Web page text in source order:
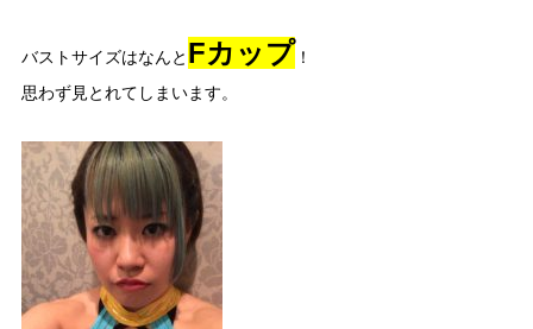
バストサイズはなんと Fカップ ！
思わず見とれてしまいます。